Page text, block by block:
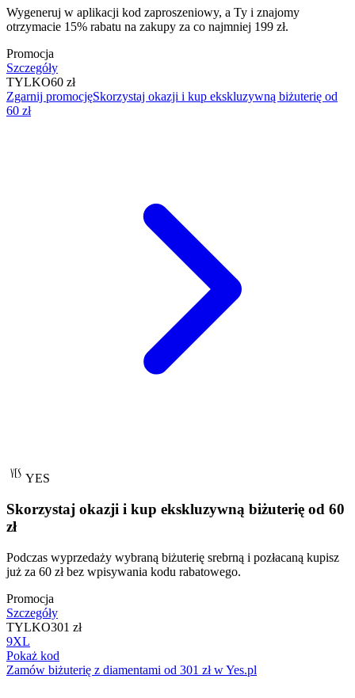
Wygeneruj w aplikacji kod zaproszeniowy, a Ty i znajomy
otrzymacie 15% rabatu na zakupy za co najmniej 199 zł.
Promocja
Szczegóły
TYLKO60 zł
Zgarnij promocjęSkorzystaj okazji i kup ekskluzywną biżuterię od
60 zł
YES
Skorzystaj okazji i kup ekskluzywną biżuterię od 60
zł
Podczas wyprzedaży wybraną biżuterię srebrną i pozłacaną kupisz
już za 60 zł bez wpisywania kodu rabatowego.
Promocja
Szczegóły
TYLKO301 zł
9XL
Pokaż kod
Zamów biżuterię z diamentami od 301 zł w Yes.pl